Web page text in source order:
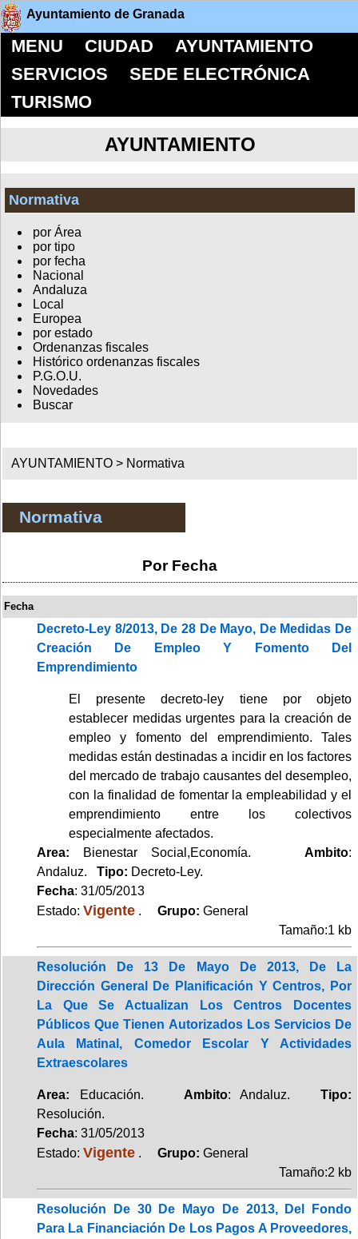
Ayuntamiento de Granada
MENU CIUDAD
AYUNTAMIENTO
SERVICIOS
SEDE ELECTRÓNICA
TURISMO
AYUNTAMIENTO
Normativa
por Área
por tipo
por fecha
Nacional
Andaluza
Local
Europea
por estado
Ordenanzas fiscales
Histórico ordenanzas fiscales
P.G.O.U.
Novedades
Buscar
AYUNTAMIENTO > Normativa
Normativa
Por Fecha
Fecha
Decreto-Ley 8/2013, De 28 De Mayo, De Medidas De
Creación De Empleo Y Fomento Del
Emprendimiento
El presente decreto-ley tiene por objeto
establecer medidas urgentes para la creación de
empleo y fomento del emprendimiento. Tales
medidas están destinadas a incidir en los factores
del mercado de trabajo causantes del desempleo,
con la finalidad de fomentar la empleabilidad y el
emprendimiento entre los colectivos
especialmente afectados.
Area: Bienestar Social,Economía. Ambito:
Andaluz. Tipo: Decreto-Ley.
Fecha: 31/05/2013
Estado: Vigente . Grupo: General
Tamaño:1 kb
Resolución De 13 De Mayo De 2013, De La
Dirección General De Planificación Y Centros, Por
La Que Se Actualizan Los Centros Docentes
Públicos Que Tienen Autorizados Los Servicios De
Aula Matinal, Comedor Escolar Y Actividades
Extraescolares
Area: Educación. Ambito: Andaluz.Tipo:
Resolución.
Fecha: 31/05/2013
Estado: Vigente . Grupo: General
Tamaño:2 kb
Resolución De 30 De Mayo De 2013, Del Fondo
Para La Financiación De Los Pagos A Proveedores,